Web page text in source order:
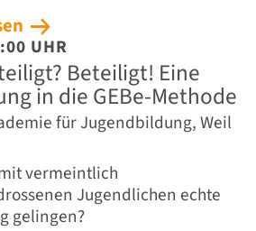
UHR
Beteiligt! Eine
in die GEBe-Methode
für Jugendbildung, Weil
vermeintlich
Jugendlichen echte
gelingen?